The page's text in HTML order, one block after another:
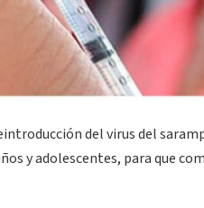
del virus del
y adolescentes, para que